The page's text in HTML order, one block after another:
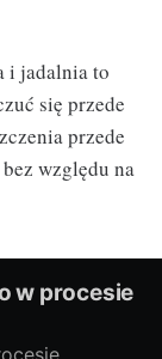
i jadalnia to
się przede
przede
względu na
w procesie